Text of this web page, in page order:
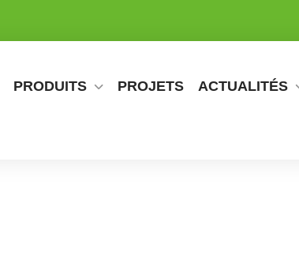
PRODUITS PROJETS
ACTUALITÉS